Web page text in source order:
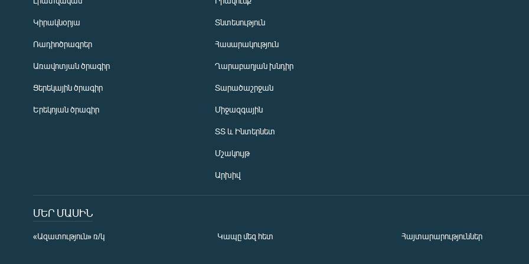
Կիրակնօրյա
Ռադիոծրագրեր
Առավոտյան ծրագիր
Ցերեկային ծրագիր
Երեկոյան ծրագիր
Տնտեսություն
Հասարակություն
Ղարաբաղյան խնդիր
Տարածաշրջան
Միջազգային
ՏՏ և Ինտերնետ
Մշակույթ
Արխիվ
ՄԵՐ ՄԱՍԻՆ
«Ազատություն» ռ/կ Կապը մեզ հետ Հայտարարություններ